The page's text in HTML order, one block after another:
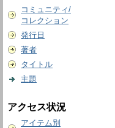
コミュニティ/
コレクション
発行日
著者
タイトル
主題
アクセス状況
アイテム別